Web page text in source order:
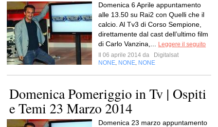
Domenica 6 Aprile appuntamento
alle 13.50 su Rai2 con Quelli che il
calcio. Al Tv3 di Corso Sempione,
direttamente dal cast dell’ultimo film
di Carlo Vanzina,...
Leggere il seguito
Il 06 aprile 2014 da
Digitalsat
NONE NONE NONE
Domenica Pomeriggio in Tv | Ospiti
e Temi 23 Marzo 2014
Domenica 23 marzo appuntamento